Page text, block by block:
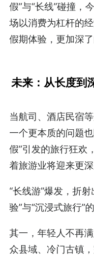
假”与“长线”碰撞，
场以消费为杠杆的
假期体验，更加深
未来：从长度到
当航司、酒店民宿
一个更本质的问题
假”引发的旅行狂欢
着旅游业将迎来更
“长线游”爆发，折
验”与“沉浸式旅行”
其一，年轻人不再
众县域、冷门古镇